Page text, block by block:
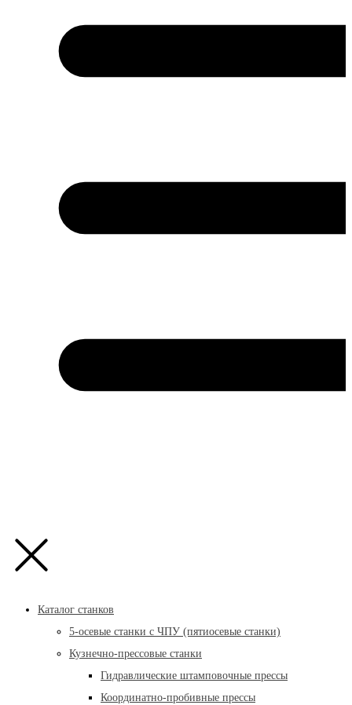
Каталог станков
5-осевые станки с ЧПУ (пятиосевые станки)
Кузнечно-прессовые станки
Гидравлические штамповочные прессы
Координатно-пробивные прессы